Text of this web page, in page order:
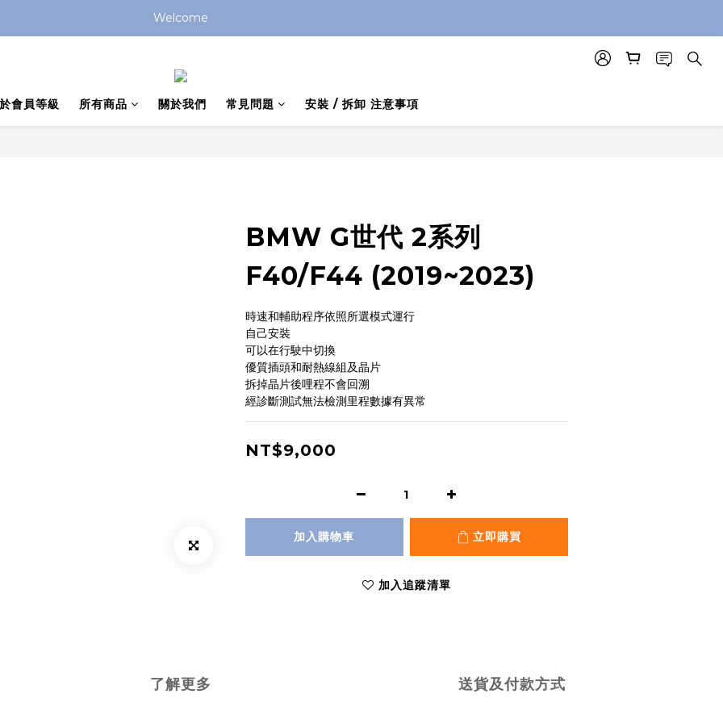
Welcome
會員等級 所有商品 關於我們 常見問題 安裝 / 拆卸 注意事項
BMW G世代 2系列
F40/F44 (2019~2023)
時速和輔助程序依照所選模式運行
自己安裝
可以在行駛中切換
優質插頭和耐熱線組及晶片
拆掉晶片後哩程不會回溯
經診斷測試無法檢測里程數據有異常
NT$9,000
加入購物車 立即購買
加入追蹤清單
了解更多 送貨及付款方式